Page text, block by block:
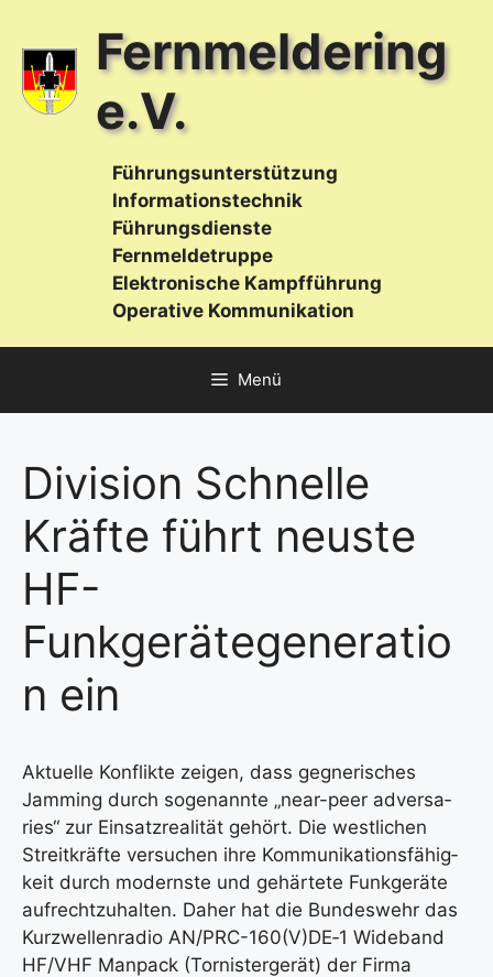
springen
Fernmeldering
e.V.
Führungsunterstützung
Informationstechnik
Führungsdienste
Fernmeldetruppe
Elektronische Kampfführung
Operative Kommunikation
Menü
Division Schnelle
Kräfte führt neuste
HF-
Funkgerätegeneratio
n ein
Aktu­el­le Kon­flik­te zei­gen, dass geg­ne­ri­sches
Jamming durch soge­nann­te „near-peer adver­s­a­
ries“ zur Ein­satz­rea­li­tät gehört. Die west­li­chen
Streit­kräf­te ver­su­chen ihre Kom­mu­ni­ka­ti­ons­fä­hig­
keit durch moderns­te und gehär­te­te Funk­ge­rä­te
auf­recht­zu­hal­ten. Daher hat die Bun­des­wehr das
Kurz­wel­len­ra­dio AN/PRC-160(V)DE‑1 Wide­band
HF/VHF Man­pack (Tor­nis­ter­ge­rät) der Fir­ma